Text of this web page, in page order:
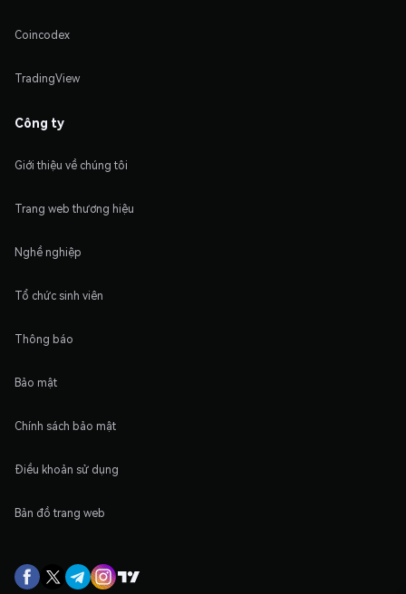
Coincodex
TradingView
Công ty
Giới thiệu về chúng tôi
Trang web thương hiệu
Nghề nghiệp
Tổ chức sinh viên
Thông báo
Bảo mật
Chính sách bảo mật
Điều khoản sử dụng
Bản đồ trang web